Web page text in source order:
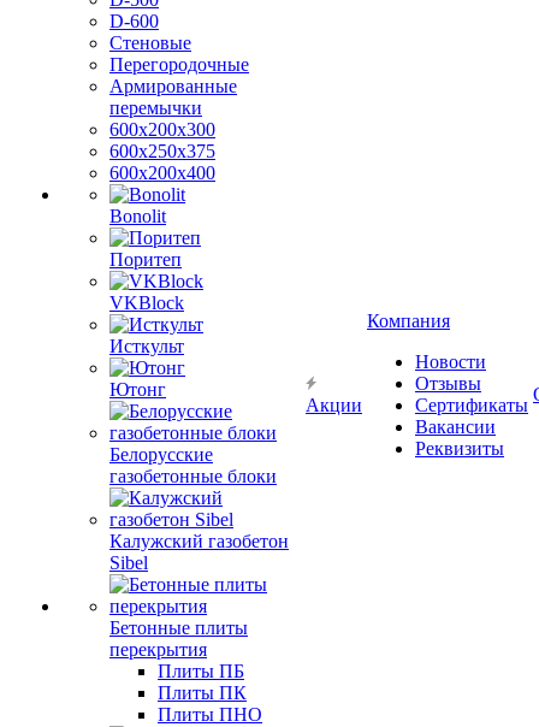
D-600
Стеновые
Перегородочные
Армированные
перемычки
600х200х300
600х250х375
600х200х400
Bonolit
Поритеп
VKBlock
Исткульт
Ютонг
Белорусские
газобетонные блоки
Калужский газобетон
Sibel
Бетонные плиты
перекрытия
Плиты ПБ
Плиты ПК
Плиты ПНО
Акции
Компания
Новости
Отзывы
Сертификаты
Вакансии
Реквизиты